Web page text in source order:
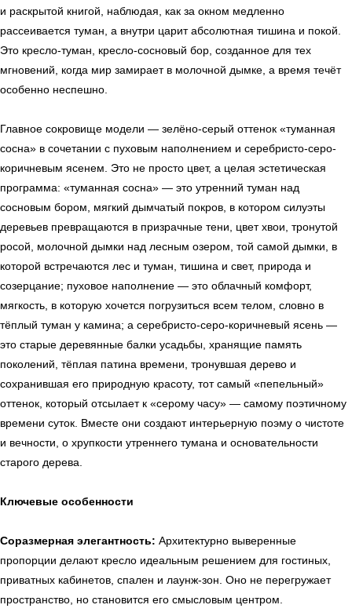
и раскрытой книгой, наблюдая, как за окном медленно
рассеивается туман, а внутри царит абсолютная тишина и покой.
Это кресло-туман, кресло-сосновый бор, созданное для тех
мгновений, когда мир замирает в молочной дымке, а время течёт
особенно неспешно.
Главное сокровище модели — зелёно-серый оттенок «туманная
сосна» в сочетании с пуховым наполнением и серебристо-серо-
коричневым ясенем. Это не просто цвет, а целая эстетическая
программа: «туманная сосна» — это утренний туман над
сосновым бором, мягкий дымчатый покров, в котором силуэты
деревьев превращаются в призрачные тени, цвет хвои, тронутой
росой, молочной дымки над лесным озером, той самой дымки, в
которой встречаются лес и туман, тишина и свет, природа и
созерцание; пуховое наполнение — это облачный комфорт,
мягкость, в которую хочется погрузиться всем телом, словно в
тёплый туман у камина; а серебристо-серо-коричневый ясень —
это старые деревянные балки усадьбы, хранящие память
поколений, тёплая патина времени, тронувшая дерево и
сохранившая его природную красоту, тот самый «пепельный»
оттенок, который отсылает к «серому часу» — самому поэтичному
времени суток. Вместе они создают интерьерную поэму о чистоте
и вечности, о хрупкости утреннего тумана и основательности
старого дерева.
Ключевые особенности
Соразмерная элегантность: Архитектурно выверенные
пропорции делают кресло идеальным решением для гостиных,
приватных кабинетов, спален и лаунж-зон. Оно не перегружает
пространство, но становится его смысловым центром.